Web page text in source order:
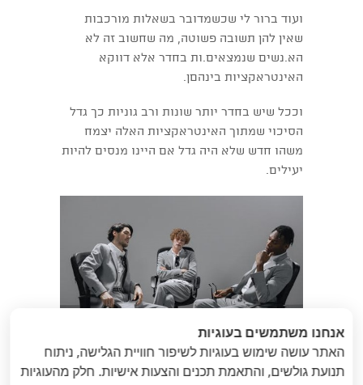
ועוד ברור לי שכשמדובר בשאלות מורכבות
שאין להן תשובה פשוטה, מה שחשוב זה לא
הא.נשים שנמצאים.ות בחדר אלא דווקא
האינטראקציות בינהםן.
וככל שיש בחדר יותר שונות ורב גוניות כך גדל
הסיכוי שמתוך האינטראקציות האלה יצמח
משהו חדש שלא היה גדל אם היינו מנסים להיות
יעילים.
« הקודם: איפה פה
הבא: אחד בפה ואחד
אנחנו משתמשים בעוגיות
האתר עושה שימוש בעוגיות לשיפור חוויית הגלישה, ניתוח
תנועת גולשים, והתאמת תכנים והצעות אישיות. חלק מהעוגיות